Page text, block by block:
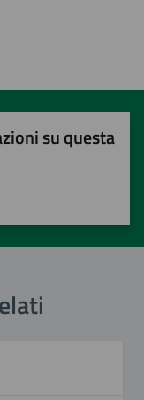
su questa